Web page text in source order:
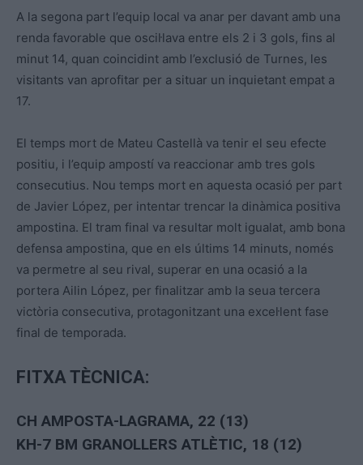
A la segona part l’equip local va anar per davant amb una
renda favorable que oscil·lava entre els 2 i 3 gols, fins al
minut 14, quan coincidint amb l’exclusió de Turnes, les
visitants van aprofitar per a situar un inquietant empat a
17.
El temps mort de Mateu Castellà va tenir el seu efecte
positiu, i l’equip ampostí va reaccionar amb tres gols
consecutius. Nou temps mort en aquesta ocasió per part
de Javier López, per intentar trencar la dinàmica positiva
ampostina. El tram final va resultar molt igualat, amb bona
defensa ampostina, que en els últims 14 minuts, només
va permetre al seu rival, superar en una ocasió a la
portera Ailin López, per finalitzar amb la seua tercera
victòria consecutiva, protagonitzant una excel·lent fase
final de temporada.
FITXA TÈCNICA:
CH AMPOSTA-LAGRAMA, 22 (13)
KH-7 BM GRANOLLERS ATLÈTIC, 18 (12)